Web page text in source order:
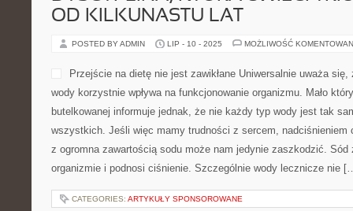
OD KILKUNASTU LAT
POSTED BY ADMIN LIP - 10 - 2025 MOŻLIWOŚĆ
Przejście na dietę nie jest zawikłane Uniwersalnie uważa
wody korzystnie wpływa na funkcjonowanie organizmu. Mało
butelkowanej informuje jednak, że nie każdy typ wody jest tak
wszystkich. Jeśli więc mamy trudności z sercem,
z ogromna zawartością sodu może nam jedynie zaszkodzić. Sód
organizmie i podnosi ciśnienie. Szczególnie wody lecznicze nie
CATEGORIES: ARTYKUŁY SPONSOROWANE